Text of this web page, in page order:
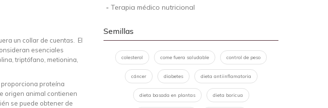
un collar de cuentas. El
esenciales
triptófano, metionina,
proteína
origen animal contienen
se puede obtener de
- Terapia médico nutricional
Semillas
colesterol come fuera saludable control de peso
cáncer diabetes dieta antiinflamatoria
dieta basada en plantas dieta boricua